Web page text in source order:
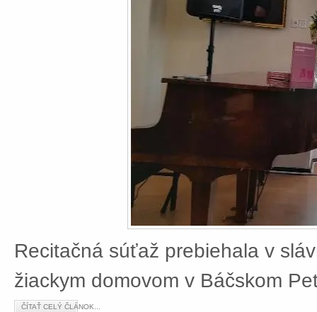
Recitačná súťaž prebiehala v
žiackym domovom v Báčskom
ČÍTAŤ CELÝ ČLÁNOK...